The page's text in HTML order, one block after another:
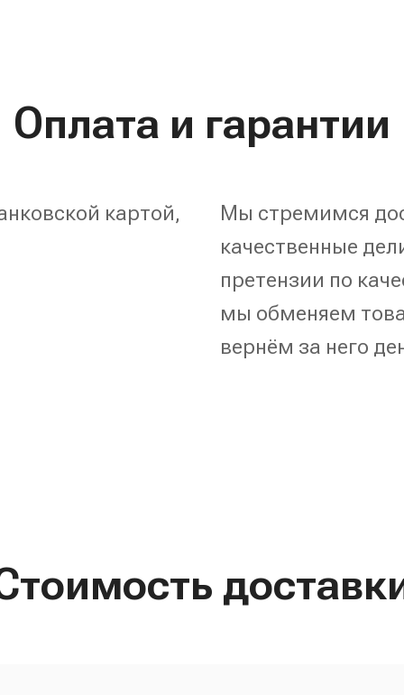
Оплата и гарантии
картой,
Мы стремимся
качественные
претензии по
мы обменяем
вернём за него